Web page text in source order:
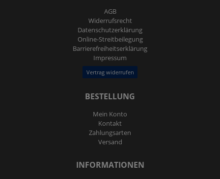
AGB
Widerrufs­recht
Daten­schutz­erklärung
Online-Streitbeilegung
Barrierefreiheitserklärung
Impressum
Vertrag widerrufen
BESTELLUNG
Mein Konto
Kontakt
Zahlungsarten
Versand
INFORMATIONEN